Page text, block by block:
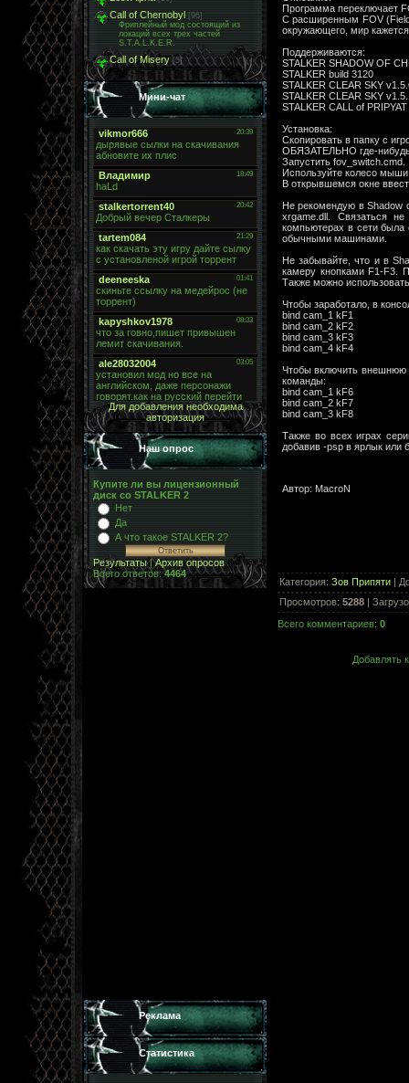
Call of Chernobyl [96]
Фриплейный мод состоящий из
локаций всех трех частей
S.T.A.L.K.E.R.
Call of Misery [5]
Мини-чат
Для добавления необходима
авторизация
Наш опрос
Купите ли вы лицензионный
диск со STALKER 2
Нет
Да
А что такое STALKER 2?
Результаты|Архив опросов
Всего ответов:4464
Реклама
Статистика
Программа переключает
С расширенным FOV
окружающего, мир
Поддерживаются:
STALKER SHADOW OF
STALKER build 3120
STALKER CLEAR SKY
STALKER CLEAR SKY
STALKER CALL of
Установка:
Скопировать в папку с
ОБЯЗАТЕЛЬНО где-нибудь
Запустить fov_switch.cmd.
Используйте колесо
В открывшемся окне
Не рекомендую в Shadow
xrgame.dll. Связаться
компьютерах в сети была
обычными машинами.
Не забывайте, что и в
камеру кнопками F1-F3.
Также можно
Чтобы заработало, в
bind cam_1 kF1
bind cam_2 kF2
bind cam_3 kF3
bind cam_4 kF4
Чтобы включить внешнюю
команды:
bind cam_1 kF6
bind cam_2 kF7
bind cam_3 kF8
Также во всех играх
добавив -psp в ярлык или
Автор: MacroN
Категория: Зов Припяти |
Просмотров: 5288 |
Всего комментариев: 0
Добавлять